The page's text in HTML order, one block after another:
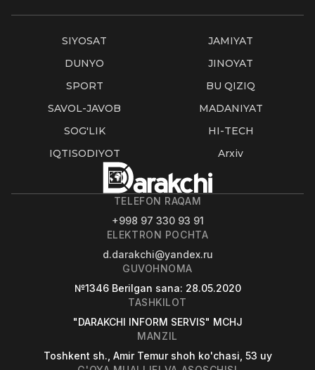
SIYOSAT
JAMIYAT
DUNYO
JINOYAT
SPORT
BU QIZIQ
SAVOL-JAVOB
MADANIYAT
SOG'LIK
HI-TECH
IQTISODIYOT
Arxiv
TELEFON RAQAM
+998 97 330 93 91
ELEKTRON POCHTA
d.darakchi@yandex.ru
GUVOHNOMA
№1346 Berilgan sana: 28.05.2020
TASHKILOT
"DARAKCHI INFORM SERVIS" MCHJ
MANZIL
Toshkent sh., Amir Temur shoh ko'chasi, 53 uy